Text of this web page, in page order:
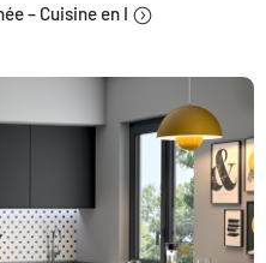
– Cuisine en I